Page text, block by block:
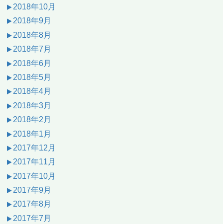
2018年10月
2018年9月
2018年8月
2018年7月
2018年6月
2018年5月
2018年4月
2018年3月
2018年2月
2018年1月
2017年12月
2017年11月
2017年10月
2017年9月
2017年8月
2017年7月